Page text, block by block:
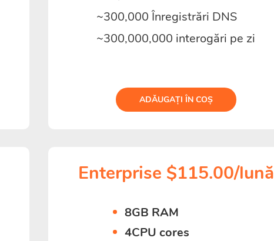
~300,000 Înregistrări DNS
~300,000,000 interogări pe zi
ADĂUGAȚI ÎN COȘ
Enterprise $115.00/lună
8GB RAM
4CPU cores